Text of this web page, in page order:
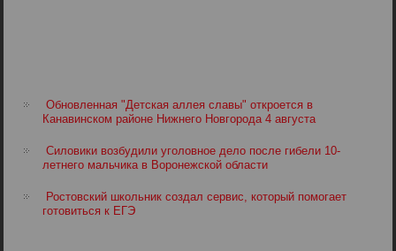
Обновленная "Детская аллея славы" откроется в
Канавинском районе Нижнего Новгорода 4 августа
Силовики возбудили уголовное дело после гибели 10-
летнего мальчика в Воронежской области
Ростовский школьник создал сервис, который помогает
готовиться к ЕГЭ